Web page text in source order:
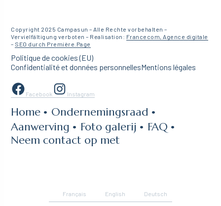
Copyright 2025 Campasun – Alle Rechte vorbehalten –
Vervielfältigung verboten – Realisation: Francecom, Agence digitale
– SEO durch Première.Page
Politique de cookies (EU)
Confidentialité et données personnellesMentions légales
Facebook Instagram
Home
Ondernemingsraad
Aanwerving
Foto galerij
FAQ
Neem contact op met
Français English Deutsch